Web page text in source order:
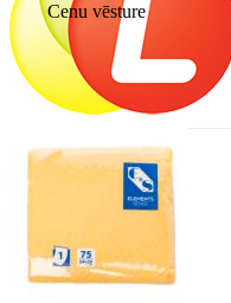
Cenu vēsture